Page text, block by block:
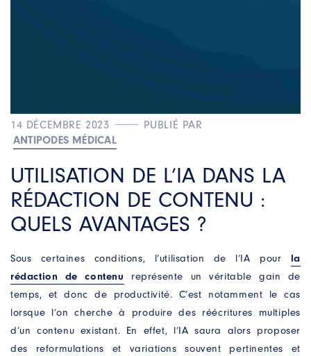
14 DÉCEMBRE 2023
PUBLIÉ PAR
ANTIPODES MÉDICAL
UTILISATION DE L’IA DANS LA
RÉDACTION DE CONTENU :
QUELS AVANTAGES ?
Sous certaines conditions, l’utilisation de l’IA pour la
rédaction de contenu représente un véritable gain de
temps, et donc de productivité. C’est notamment le cas
lorsque l’on cherche à produire des réécritures multiples
d’un contenu existant. En effet, l’IA saura alors proposer
des reformulations et variations souvent pertinentes et